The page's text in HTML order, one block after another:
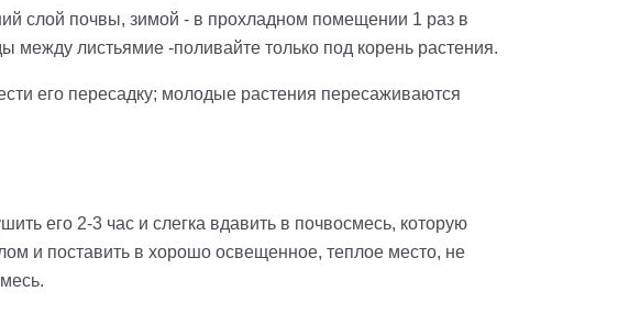
слой почвы, зимой - в прохладном помещении 1 раз в
между листьямие -поливайте только под корень растения.
его пересадку; молодые растения пересаживаются
его 2-3 час и слегка вдавить в почвосмесь, которую
и поставить в хорошо освещенное, теплое место, не